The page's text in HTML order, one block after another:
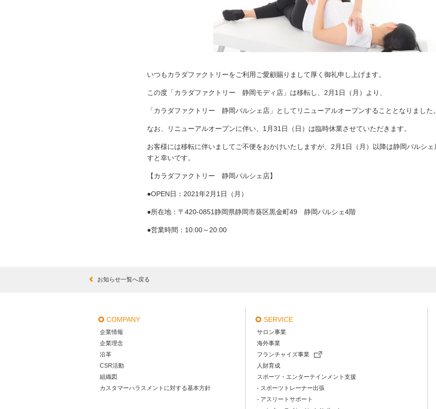
いつもカラダファクトリーをご利用ご愛顧賜りまして厚く御礼申し上げます。
この度「カラダファクトリー 静岡モディ店」は移転し、2月1日（月）より、
「カラダファクトリー 静岡パルシェ店」としてリニューアルオープンすることとなりました。
なお、リニューアルオープンに伴い、1月31日（日）は臨時休業させていただきます。
お客様には移転に伴いましてご不便をおかけいたしますが、2月1日（月）以降は静岡パルシェ
すと幸いです。
【カラダファクトリー 静岡パルシェ店】
●OPEN日：2021年2月1日（月）
●所在地：〒420-0851静岡県静岡市葵区黒金町49 静岡パルシェ4階
●営業時間：10:00～20:00
お知らせ一覧へ戻る
COMPANY
企業情報
企業理念
沿革
CSR活動
組織図
カスタマーハラスメントに対する基本方針
SERVICE
サロン事業
海外事業
フランチャイズ事業
人財育成
スポーツ・エンターテインメント支援
- スポーツトレーナー出張
- アスリートサポート